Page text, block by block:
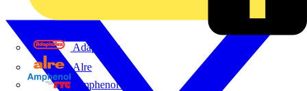
Adaptaflex
Alre
Amphenol FTG